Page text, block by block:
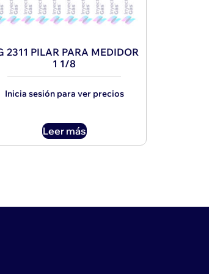
2311 PILAR PARA MEDIDOR
1 1/8
Inicia sesión para ver precios
Leer más